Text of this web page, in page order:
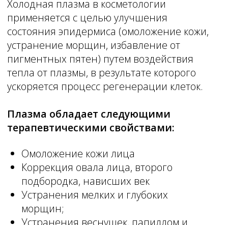
Записаться
на кожные участки, не прикасаясь
прибором (расстояние в несколько мм).
Холодная плазма в косметологии
применяется для решения множества
дерматологических проблем. В результате
активизируется процесс регенерации
клеток и образование коллагена, а также
плазма оказывает бактерицидное
действие. В результате кожа
омолаживается, устраняются рубцы и